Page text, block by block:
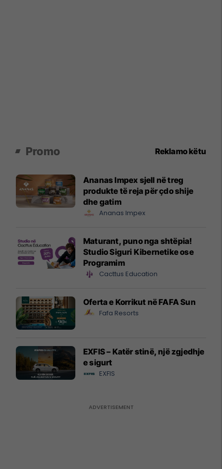
Promo Reklamo këtu
Ananas Impex sjell në treg
produkte të reja për çdo shije
dhe gatim
Ananas Impex
Maturant, puno nga shtëpia!
Studio Siguri Kibernetike ose
Programim
Cacttus Education
Oferta e Korrikut në FAFA Sun
Fafa Resorts
EXFIS – Katër stinë, një zgjedhje
e sigurt
EXFIS